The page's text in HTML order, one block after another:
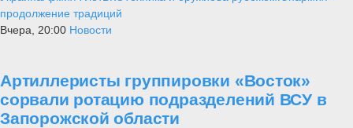
продолжение традиций
Вчера, 20:00 Новости
Артиллеристы группировки «Восток»
сорвали ротацию подразделений ВСУ в
Запорожской области